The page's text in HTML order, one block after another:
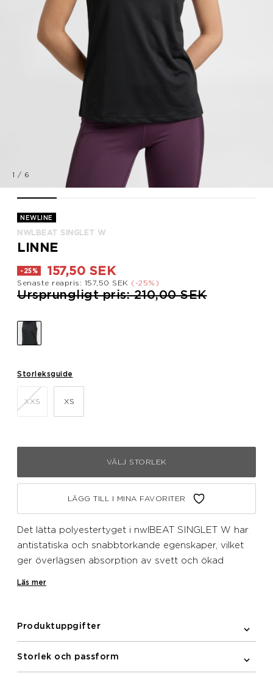
1 / 6
NEWLINE
NWLBEAT SINGLET W
LINNE
-25% 157,50 SEK
Senaste reapris: 157,50 SEK (-25%)
Pris nedsatt från
Ursprungligt pris: 210,00 SEKtill
Storleksguide
XXS XS
VÄLJ STORLEK
LÄGG TILL I MINA FAVORITER
Det lätta polyestertyget i nwlBEAT SINGLET W har
antistatiska och snabbtorkande egenskaper, vilket
ger överlägsen absorption av svett och ökad
bröstet.
Läs mer
Produktuppgifter
Storlek och passform